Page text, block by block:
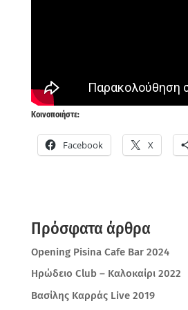
Κοινοποιήστε:
Facebook X
Πρόσφατα άρθρα
Opening Pisina Cafe Bar 2024
Ηρώδειο Club – Καλοκαίρι 2022
Βασίλης Καρράς Live 2019